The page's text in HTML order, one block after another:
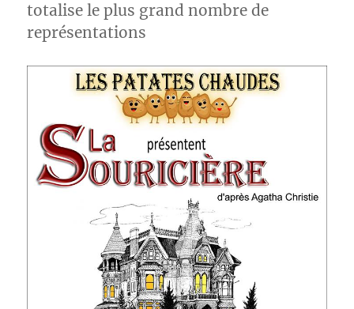
totalise le plus grand nombre de
représentations